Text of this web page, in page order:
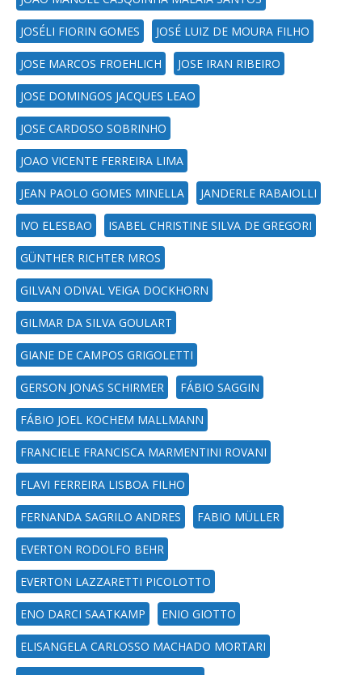
JOSÉLI FIORIN GOMES JOSÉ LUIZ DE MOURA FILHO
JOSE MARCOS FROEHLICH JOSE IRAN RIBEIRO
JOSE DOMINGOS JACQUES LEAO
JOSE CARDOSO SOBRINHO
JOAO VICENTE FERREIRA LIMA
JEAN PAOLO GOMES MINELLA JANDERLE RABAIOLLI
IVO ELESBAO ISABEL CHRISTINE SILVA DE GREGORI
GÜNTHER RICHTER MROS
GILVAN ODIVAL VEIGA DOCKHORN
GILMAR DA SILVA GOULART
GIANE DE CAMPOS GRIGOLETTI
GERSON JONAS SCHIRMER FÁBIO SAGGIN
FÁBIO JOEL KOCHEM MALLMANN
FRANCIELE FRANCISCA MARMENTINI ROVANI
FLAVI FERREIRA LISBOA FILHO
FERNANDA SAGRILO ANDRES FABIO MÜLLER
EVERTON RODOLFO BEHR
EVERTON LAZZARETTI PICOLOTTO
ENO DARCI SAATKAMP ENIO GIOTTO
ELISANGELA CARLOSSO MACHADO MORTARI